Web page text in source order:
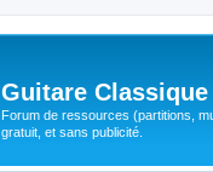
Guitare Classique
Forum de ressources (partitions,
gratuit, et sans publicité.